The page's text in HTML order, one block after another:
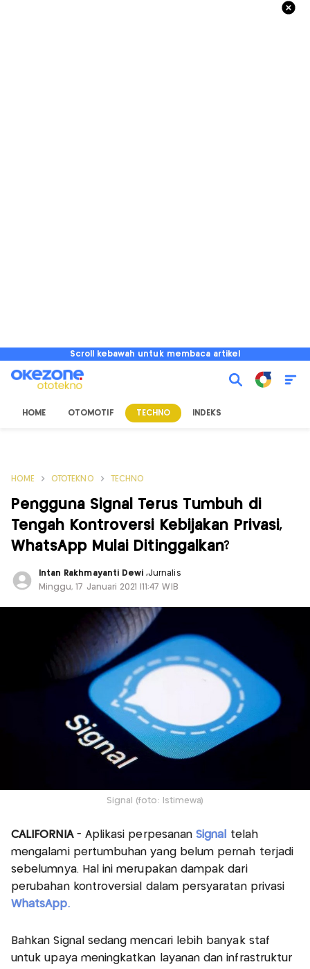
Scroll kebawah untuk membaca artikel
HOME OTOMOTIF TECHNO INDEKS
HOME OTOTEKNO TECHNO
Pengguna Signal Terus Tumbuh di
Tengah Kontroversi Kebijakan Privasi,
WhatsApp Mulai Ditinggalkan?
Intan Rakhmayanti Dewi,Jurnalis
Minggu, 17 Januari 2021 |11:47 WIB
Signal (foto: Istimewa)
CALIFORNIA- Aplikasi perpesanan Signal
telah
mengalami pertumbuhan yang belum pernah terjadi
sebelumnya. Hal ini merupakan dampak dari
perubahan kontroversial dalam persyaratan privasi
WhatsApp.
Bahkan Signal sedang mencari lebih banyak staf
untuk upaya meningkatkan layanan dan infrastruktur